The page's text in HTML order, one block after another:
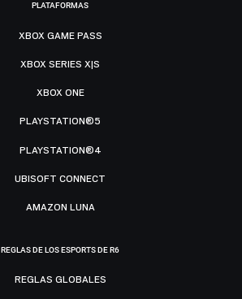
PLATAFORMAS
XBOX GAME PASS
XBOX SERIES X|S
XBOX ONE
PLAYSTATION®5
PLAYSTATION®4
UBISOFT CONNECT
AMAZON LUNA
REGLAS DE LOS ESPORTS DE R6
REGLAS GLOBALES